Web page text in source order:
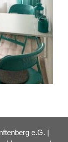
e.G. |